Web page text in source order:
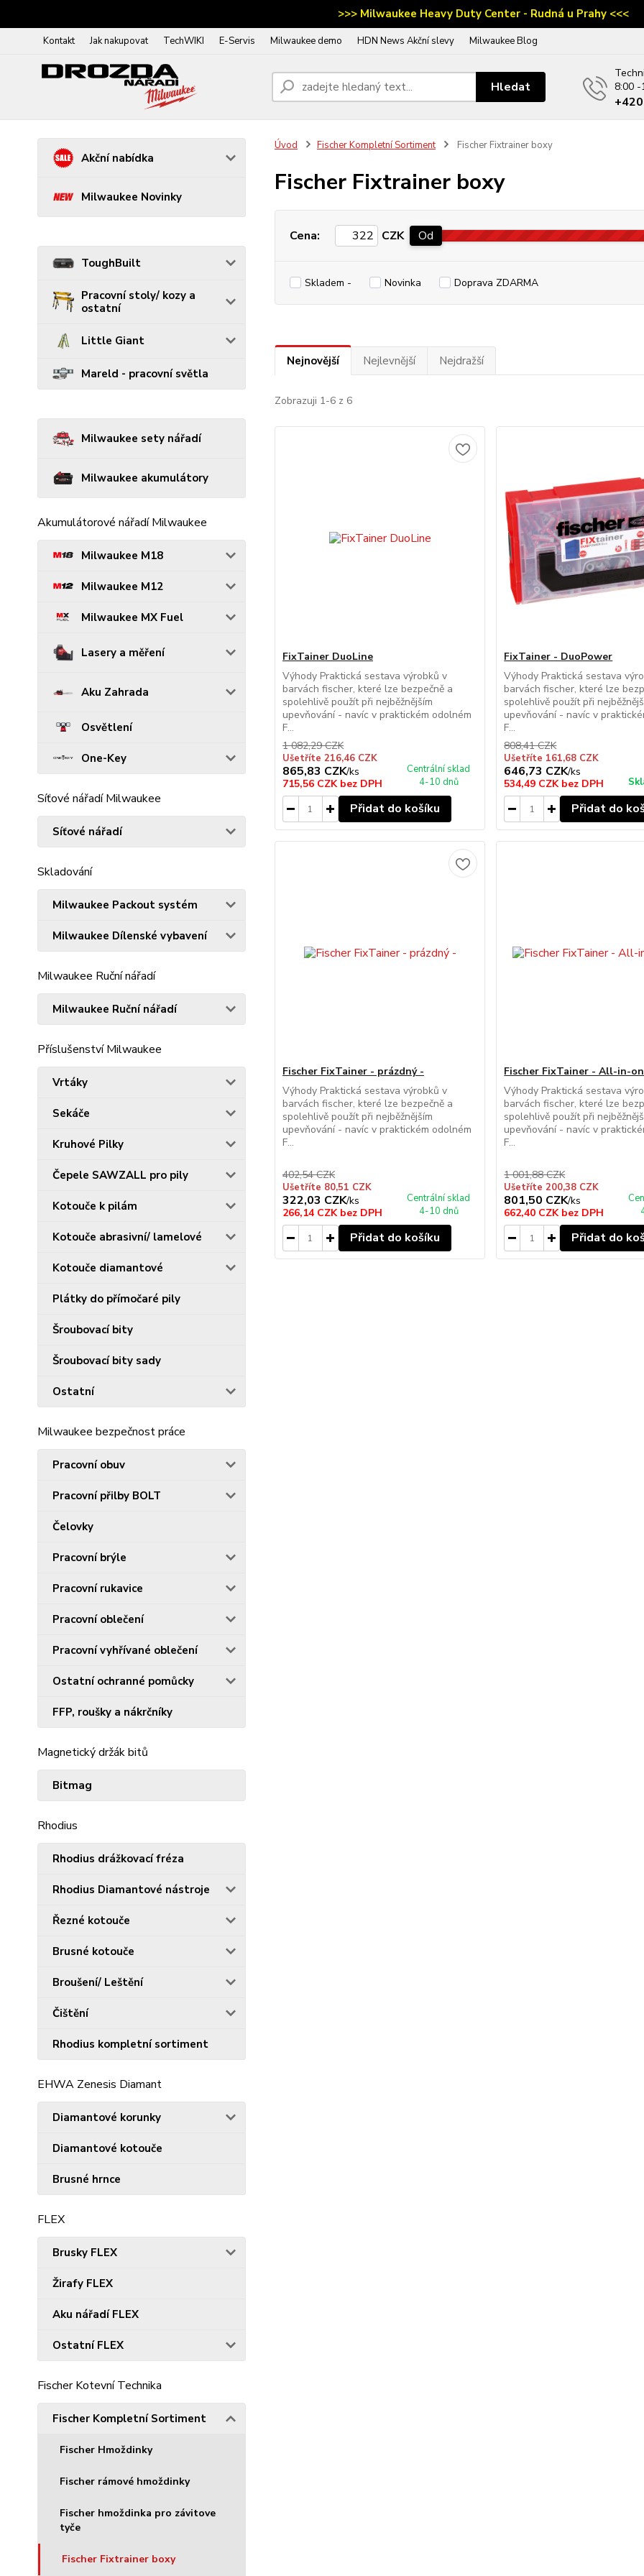
>>> Milwaukee Heavy Duty Center - Rudná u Prahy <<<
Kontakt Jak nakupovat TechWIKI E-Servis Milwaukee demo HDN News Akční slevy Milwaukee Blog
Hledat
8:00 -
Akční nabídka
Milwaukee Novinky
ToughBuilt
Pracovní stoly/ kozy a
ostatní
Little Giant
Mareld - pracovní světla
Milwaukee sety nářadí
Milwaukee akumulátory
Akumulátorové nářadí Milwaukee
Milwaukee M18
Milwaukee M12
Milwaukee MX Fuel
Lasery a měření
Aku Zahrada
Osvětlení
One-Key
Síťové nářadí Milwaukee
Síťové nářadí
Skladování
Milwaukee Packout systém
Milwaukee Dílenské vybavení
Milwaukee Ruční nářadí
Milwaukee Ruční nářadí
Příslušenství Milwaukee
Vrtáky
Sekáče
Kruhové Pilky
Čepele SAWZALL pro pily
Kotouče k pilám
Kotouče abrasivní/ lamelové
Kotouče diamantové
Plátky do přímočaré pily
Šroubovací bity
Šroubovací bity sady
Ostatní
Milwaukee bezpečnost práce
Pracovní obuv
Pracovní přilby BOLT
Čelovky
Pracovní brýle
Pracovní rukavice
Pracovní oblečení
Pracovní vyhřívané oblečení
Ostatní ochranné pomůcky
FFP, roušky a nákrčníky
Magnetický držák bitů
Bitmag
Rhodius
Rhodius drážkovací fréza
Rhodius Diamantové nástroje
Řezné kotouče
Brusné kotouče
Broušení/ Leštění
Čištění
Rhodius kompletní sortiment
EHWA Zenesis Diamant
Diamantové korunky
Diamantové kotouče
Brusné hrnce
FLEX
Brusky FLEX
Žirafy FLEX
Aku nářadí FLEX
Ostatní FLEX
Fischer Kotevní Technika
Fischer Kompletní Sortiment
Fischer Hmoždinky
Fischer rámové hmoždinky
Fischer hmoždinka pro závitove
tyče
Fischer Fixtrainer boxy
Úvod Fischer Kompletní Sortiment Fischer Fixtrainer boxy
Fischer Fixtrainer boxy
Cena: CZK Od
Skladem - Novinka Doprava ZDARMA
Nejnovější Nejlevnější Nejdražší
Zobrazuji 1-6 z 6
FixTainer DuoLine
Výhody Praktická sestava výrobků v
barvách fischer, které lze bezpečně a
spolehlivě použít při nejběžnějším
upevňování - navíc v praktickém odolném
F...
1 082,29 CZK
Ušetříte 216,46 CZK
865,83 CZK/ks
715,56 CZK bez DPH
Centrální sklad
4-10 dnů
Přidat do košíku
FixTainer - DuoPower
Výhody Praktická sestava
barvách fischer, které lze
spolehlivě použít při
upevňování - navíc v
F...
808,41 CZK
Ušetříte 161,68 CZK
646,73 CZK/ks
534,49 CZK bez DPH
Přidat do
Fischer FixTainer - prázdný -
Výhody Praktická sestava výrobků v
barvách fischer, které lze bezpečně a
spolehlivě použít při nejběžnějším
upevňování - navíc v praktickém odolném
F...
402,54 CZK
Ušetříte 80,51 CZK
322,03 CZK/ks
266,14 CZK bez DPH
Centrální sklad
4-10 dnů
Přidat do košíku
Fischer FixTainer - All-in-
Výhody Praktická sestava
barvách fischer, které lze
spolehlivě použít při
upevňování - navíc v
F...
1 001,88 CZK
Ušetříte 200,38 CZK
801,50 CZK/ks
662,40 CZK bez DPH
Přidat do